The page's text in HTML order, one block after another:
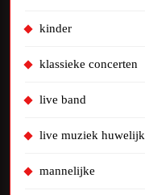
kinder
klassieke concerten
live band
live muziek huwelijk
mannelijke